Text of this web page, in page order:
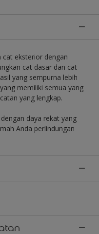
cat eksterior dengan
cat dasar dan cat
yang sempurna lebih
memiliki semua yang
yang lengkap.
daya rekat yang
Anda perlindungan